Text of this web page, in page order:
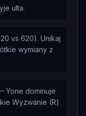
ulta.
vs 620). Unikaj
wymiany z
Yone dominuje
Wyzwanie (R)